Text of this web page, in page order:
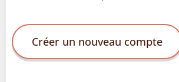
Créer un nouveau compte